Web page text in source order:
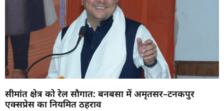
सीमांत क्षेत्र को रेल सौगात: बनबसा में अमृतसर–टनकपुर
एक्सप्रेस का नियमित ठहराव